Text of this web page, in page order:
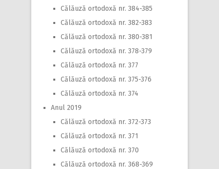
Călăuză ortodoxă nr. 384-385
Călăuză ortodoxă nr. 382-383
Călăuză ortodoxă nr. 380-381
Călăuză ortodoxă nr. 378-379
Călăuză ortodoxă nr. 377
Călăuză ortodoxă nr. 375-376
Călăuză ortodoxă nr. 374
Anul 2019
Călăuză ortodoxă nr. 372-373
Călăuză ortodoxă nr. 371
Călăuză ortodoxă nr. 370
Călăuză ortodoxă nr. 368-369